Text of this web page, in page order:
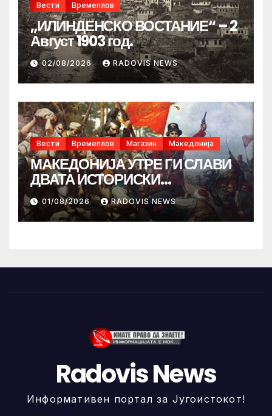
Вести Времеплов
„ИЛИНДЕНСКО ВОСТАНИЕ“ – 2
Август 1903 год.
02/08/2026 RADOVIS NEWS
Вести Времеплов Магазин Македонија
МАКЕДОНИЈА УТРЕ ГИ СЛАВИ
ДВАТА ИСТОРИСКИ
ИЛИНДЕНА!
01/08/2026 RADOVIS NEWS
Radovis News
Информативен портал за Југоистокот!